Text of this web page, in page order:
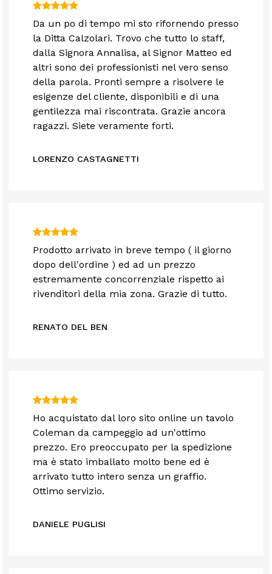
Da un po di tempo mi sto rifornendo presso
la Ditta Calzolari. Trovo che tutto lo staff,
dalla Signora Annalisa, al Signor Matteo ed
altri sono dei professionisti nel vero senso
della parola. Pronti sempre a risolvere le
esigenze del cliente, disponibili e di una
gentilezza mai riscontrata. Grazie ancora
ragazzi. Siete veramente forti.
LORENZO CASTAGNETTI
Prodotto arrivato in breve tempo ( il giorno
dopo dell'ordine ) ed ad un prezzo
estremamente concorrenziale rispetto ai
rivenditori della mia zona. Grazie di tutto.
RENATO DEL BEN
Ho acquistato dal loro sito online un tavolo
Coleman da campeggio ad un'ottimo
prezzo. Ero preoccupato per la spedizione
ma è stato imballato molto bene ed è
arrivato tutto intero senza un graffio.
Ottimo servizio.
DANIELE PUGLISI